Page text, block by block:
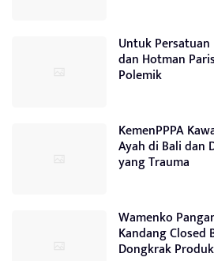
Untuk
dan Hotman
Polemik
KemenPPPA
Ayah di Bali dan
yang Trauma
Wamenko
Kandang Closed
Dongkrak